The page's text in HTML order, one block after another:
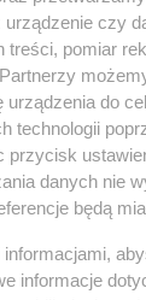
urządzenie czy
pomiar
do
technologii
przycisk
danych nie
będą
informacje